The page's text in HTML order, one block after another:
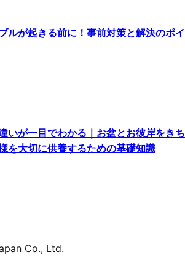
ルが起きる前に！事前対策と解決のポイ
いが一目でわかる｜お盆とお彼岸をきち
を大切に供養するための基礎知識
Co., Ltd.